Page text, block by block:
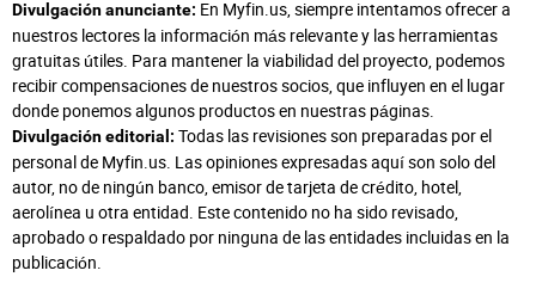
Divulgación anunciante: En Myfin.us, siempre intentamos ofrecer a
nuestros lectores la información más relevante y las herramientas
gratuitas útiles. Para mantener la viabilidad del proyecto, podemos
recibir compensaciones de nuestros socios, que influyen en el lugar
donde ponemos algunos productos en nuestras páginas.
Divulgación editorial: Todas las revisiones son preparadas por el
personal de Myfin.us. Las opiniones expresadas aquí son solo del
autor, no de ningún banco, emisor de tarjeta de crédito, hotel,
aerolínea u otra entidad. Este contenido no ha sido revisado,
aprobado o respaldado por ninguna de las entidades incluidas en la
publicación.